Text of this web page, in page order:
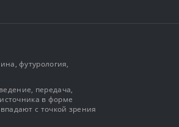
футурология,
передача,
в форме
с точкой зрения